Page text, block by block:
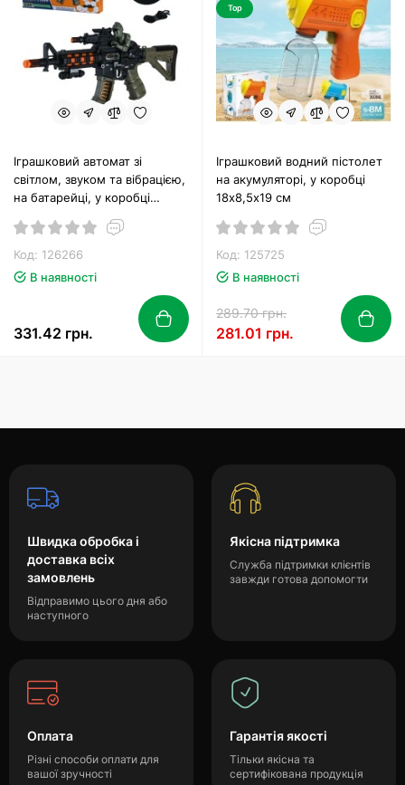
Іграшковий автомат зі
світлом, звуком та вібрацією,
на батарейці, у коробці
Код: 126266
В наявності
331.42 грн.
Top
Іграшковий водний пістолет
на акумуляторі, у коробці
18х8,5х19 см
Код: 125725
В наявності
289.70 грн.
281.01 грн.
Швидка обробка і
доставка всіх
замовлень
Відправимо цього дня або
наступного
Якісна підтримка
Служба підтримки клієнтів
завжди готова допомогти
Оплата
Різні способи оплати для
вашої зручності
Гарантія якості
Тільки якісна та
сертифікована продукція